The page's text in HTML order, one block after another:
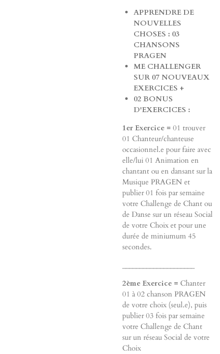
APPRENDRE DE
NOUVELLES
CHOSES : 03
CHANSONS
PRAGEN
ME CHALLENGER
SUR 07 NOUVEAUX
EXERCICES +
02 BONUS
D'EXERCICES :
1er Exercice = 01 trouver
01 Chanteur/chanteuse
occasionnel.e pour faire avec
elle/lui 01 Animation en
chantant ou en dansant sur la
Musique PRAGEN et
publier 01 fois par semaine
votre Challenge de Chant ou
de Danse sur un réseau Social
de votre Choix et pour une
durée de miniumum 45
secondes.
2ème Exercice = Chanter
01 à 02 chanson PRAGEN
de votre choix (seul.e), puis
publier 03 fois par semaine
votre Challenge de Chant
sur un réseau Social de votre
Choix